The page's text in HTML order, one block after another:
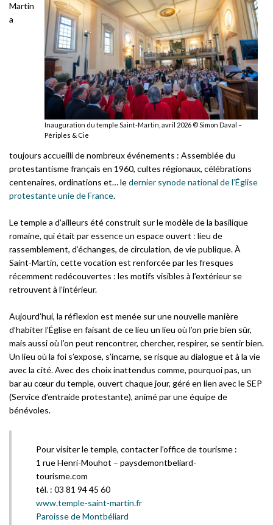
Inauguration du temple Saint-Martin, avril 2026 © Simon Daval –
Périples & Cie
Martin
a
toujours accueilli de nombreux événements : Assemblée du
protestantisme français en 1960, cultes régionaux, célébrations
centenaires, ordinations et… ledernier synode national de l’Église
protestante unie de France.
Le temple a d’ailleurs été construit sur le modèle de la basilique
romaine, qui était par essence un espace ouvert : lieu de
rassemblement, d’échanges, de circulation, de vie publique. À
Saint-Martin, cette vocation est renforcée par les fresques
récemment redécouvertes : les motifs visibles à l’extérieur se
retrouvent à l’intérieur.
Aujourd’hui, la réflexion est menée sur une nouvelle manière
d’habiter l’Église en faisant de ce lieu un lieu où l’on prie bien sûr,
mais aussi où l’on peut rencontrer, chercher, respirer, se sentir bien.
Un lieu où la foi s’expose, s’incarne, se risque au dialogue et à la vie
avec la cité. Avec des choix inattendus comme, pourquoi pas, un
bar au cœur du temple, ouvert chaque jour, géré en lien avec le SEP
(Service d’entraide protestante), animé par une équipe de
bénévoles.
Pour visiter le temple, contacter l’office de tourisme :
1 rue Henri-Mouhot – paysdemontbeliard-
tourisme.com
tél. : 03 81 94 45 60
www.temple-saint-martin.fr
Paroisse de Montbéliard